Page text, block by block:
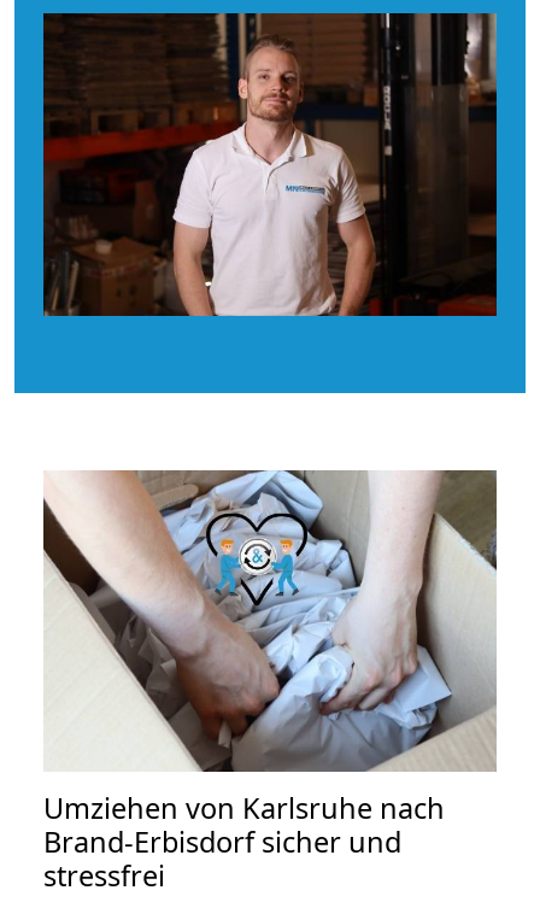
Umziehen von Karlsruhe nach
Brand-Erbisdorfsicher und
stressfrei